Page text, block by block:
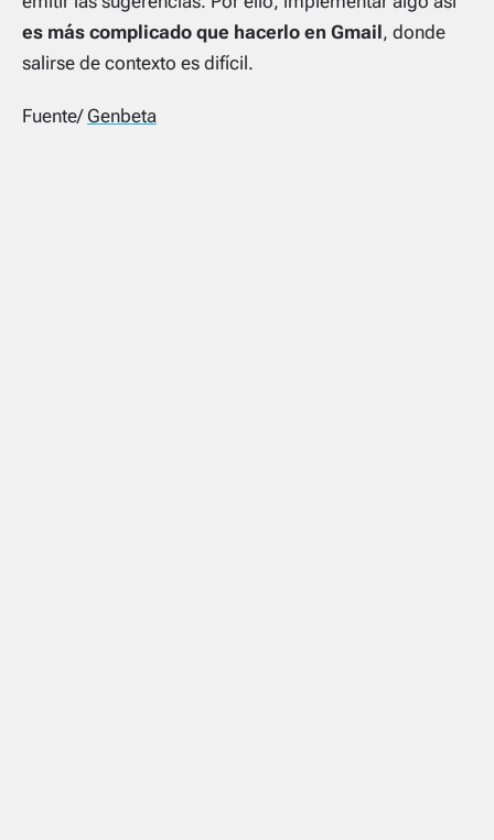
es más complicado que hacerlo en Gmail, donde
salirse de contexto es difícil.
Fuente/ Genbeta